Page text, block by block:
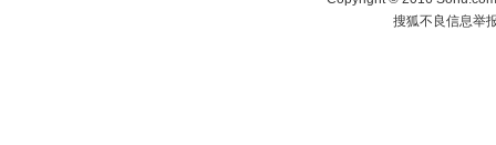
搜狐不良信息举